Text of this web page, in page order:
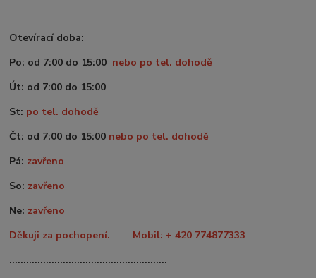
Otevírací doba:
Po: od 7:00 do 15:00 nebo po tel. dohodě
Út: od 7:00 do 15:00
St: po tel. dohodě
Čt: od 7:00 do 15:00 nebo po tel. dohodě
Pá: zavřeno
So: zavřeno
Ne: zavřeno
Děkuji za pochopení. Mobil: + 420 774877333
........................................................